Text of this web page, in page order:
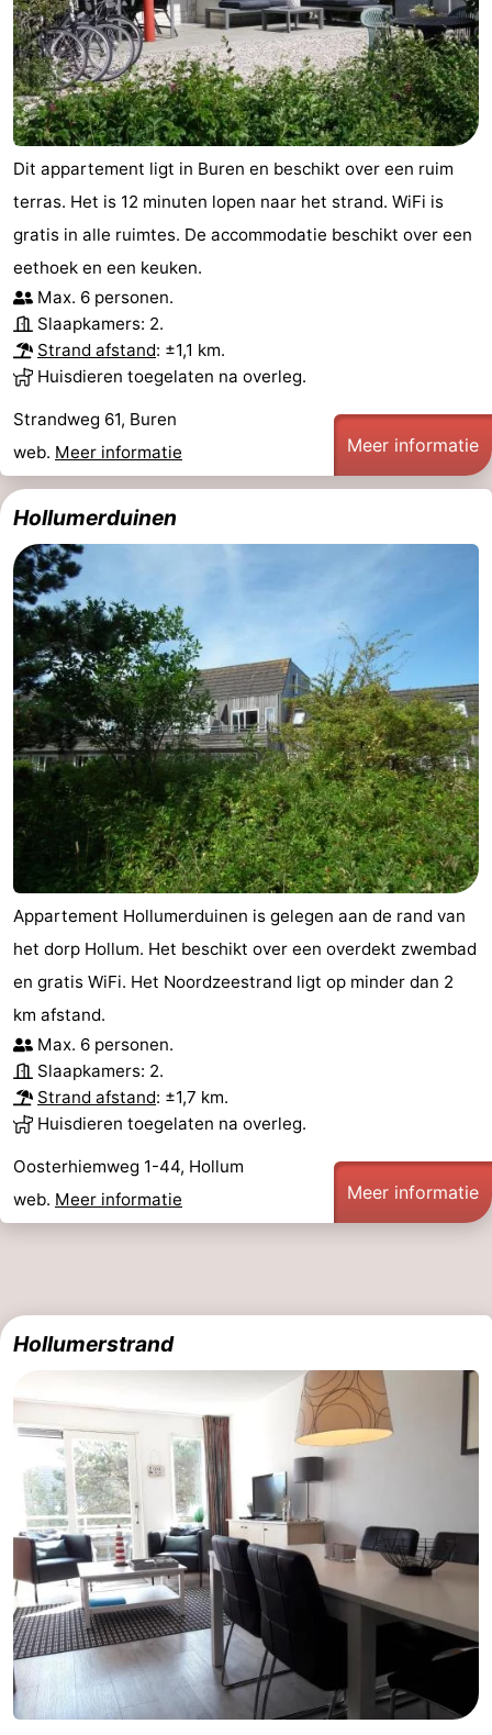
Dit appartement ligt in Buren en beschikt over een ruim
terras. Het is 12 minuten lopen naar het strand. WiFi is
gratis in alle ruimtes. De accommodatie beschikt over een
eethoek en een keuken.
Max. 6 personen.
Slaapkamers: 2.
Strand afstand: ±1,1 km.
Huisdieren toegelaten na overleg.
Strandweg 61, Buren
web. Meer informatie Meer informatie
Hollumerduinen
Appartement Hollumerduinen is gelegen aan de rand van
het dorp Hollum. Het beschikt over een overdekt zwembad
en gratis WiFi. Het Noordzeestrand ligt op minder dan 2
km afstand.
Max. 6 personen.
Slaapkamers: 2.
Strand afstand: ±1,7 km.
Huisdieren toegelaten na overleg.
Oosterhiemweg 1-44, Hollum
web. Meer informatie Meer informatie
Hollumerstrand